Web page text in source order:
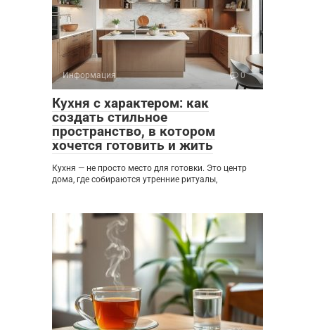
Информация 0
Кухня с характером: как
создать стильное
пространство, в котором
хочется готовить и жить
Кухня — не просто место для готовки. Это центр
дома, где собираются утренние ритуалы,